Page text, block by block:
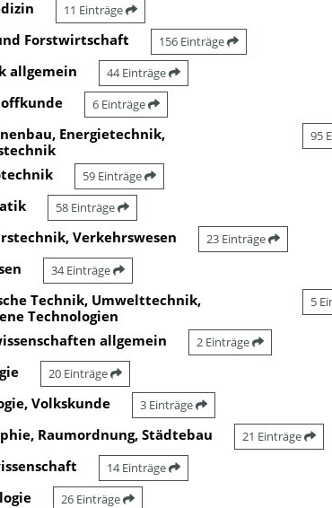
11 Einträge
Forstwirtschaft 156 Einträge
allgemein 44 Einträge
6 Einträge
Energietechnik,
95
59 Einträge
58 Einträge
Verkehrswesen 23 Einträge
34 Einträge
Technik, Umwelttechnik,
Technologien
5
allgemein 2 Einträge
20 Einträge
Volkskunde 3 Einträge
Raumordnung, Städtebau 21 Einträge
14 Einträge
26 Einträge